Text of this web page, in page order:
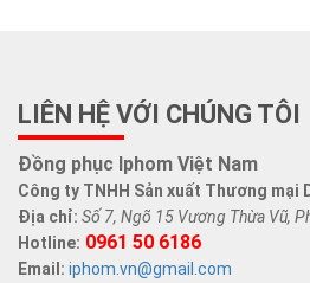
LIÊN HỆ VỚI CHÚNG TÔI
Đồng phục Iphom Việt Nam
Công ty TNHH Sản xuất Thương mại
Địa chỉ: Số 7, Ngõ 15 Vương Thừa Vũ,
Hotline: 0961 50 6186
Email: iphom.vn@gmail.com